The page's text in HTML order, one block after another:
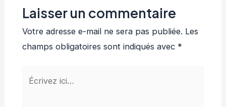
Laisser un commentaire
Votre adresse e-mail ne sera pas publiée. Les
champs obligatoires sont indiqués avec *
Écrivez